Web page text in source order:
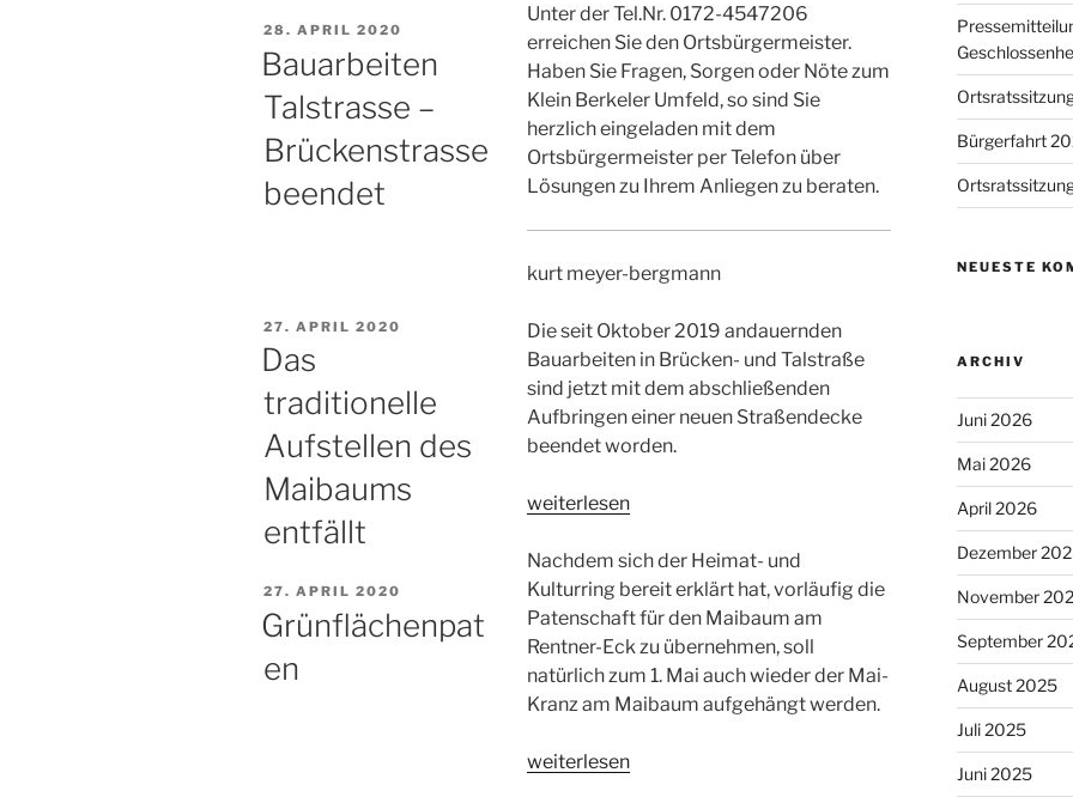
Unter der Tel.Nr. 0172-4547206
erreichen Sie den Ortsbürgermeister.
Haben Sie Fragen, Sorgen oder Nöte zum
Klein Berkeler Umfeld, so sind Sie
herzlich eingeladen mit dem
Ortsbürgermeister per Telefon über
Lösungen zu Ihrem Anliegen zu beraten.
kurt meyer-bergmann
VERÖFFENTLICHT
28. APRIL 2020
Bauarbeiten
Talstrasse –
Brückenstrasse
beendet
Die seit Oktober 2019 andauernden
Bauarbeiten in Brücken- und Talstraße
sind jetzt mit dem abschließenden
Aufbringen einer neuen Straßendecke
beendet worden.
„Bauarbeiten
–
Brückenstrasse
beendet“
weiterlesen
VERÖFFENTLICHT
AM
27. APRIL 2020
Das
traditionelle
Aufstellen des
Maibaums
entfällt
Nachdem sich der Heimat- und
Kulturring bereit erklärt hat, vorläufig die
Patenschaft für den Maibaum am
Rentner-Eck zu übernehmen, soll
natürlich zum 1. Mai auch wieder der Mai-
Kranz am Maibaum aufgehängt werden.
„Das
weiterlesen
VERÖFFENTLICHT
27. APRIL 2020
Grünflächenpat
en
Bürgerfahrt
NEUESTE
ARCHIV
Juni 2026
Mai 2026
April 2026
Dezember
November
September
August 2025
Juli 2025
Juni 2025